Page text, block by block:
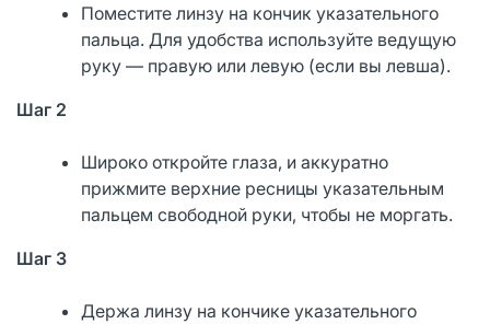
Поместите линзу на кончик указательного
пальца. Для удобства используйте ведущую
руку — правую или левую (если вы левша).
Шаг 2
Широко откройте глаза, и аккуратно
прижмите верхние ресницы указательным
пальцем свободной руки, чтобы не моргать.
Шаг 3
Держа линзу на кончике указательного